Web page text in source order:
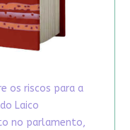
os riscos para a
Laico
no parlamento,